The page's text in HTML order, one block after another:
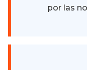
por las